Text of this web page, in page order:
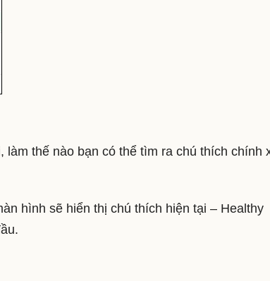
thế nào bạn có thể tìm ra chú thích chính
hình sẽ hiển thị chú thích hiện tại – Healthy